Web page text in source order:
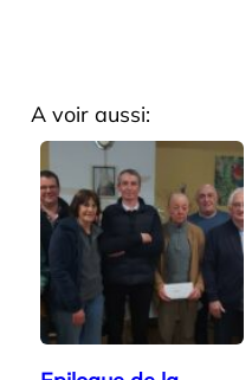
A voir aussi: